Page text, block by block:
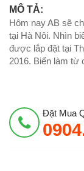
MÔ TẢ:
Hôm nay AB sẽ
tại Hà Nôi. Nhìn
được lắp đặt tại
2016. Biển làm từ
Đặt Mua